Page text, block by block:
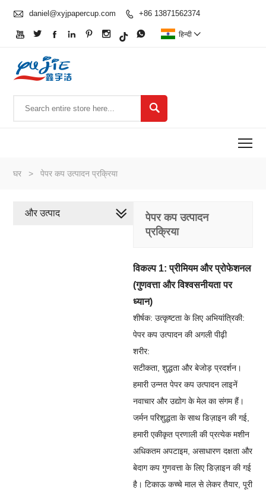
 daniel@xyjpapercup.com  +86 13871562374
       हिन्दी 

घर > पेपर कप उत्पादन प्रक्रिया
पेपर कप उत्पादन
प्रक्रिया
विकल्प 1: प्रीमियम और प्रोफेशनल
(गुणवत्ता और विश्वसनीयता पर
ध्यान)
शीर्षक: उत्कृष्टता के लिए अभियांत्रिकी:
पेपर कप उत्पादन की अगली पीढ़ी
शरीर:
सटीकता, शुद्धता और बेजोड़ प्रदर्शन।
हमारी उन्नत पेपर कप उत्पादन लाइनें
नवाचार और उद्योग के मेल का संगम हैं।
जर्मन परिशुद्धता के साथ डिज़ाइन की गई,
हमारी एकीकृत प्रणाली की प्रत्येक मशीन
अधिकतम अपटाइम, असाधारण दक्षता और
बेदाग कप गुणवत्ता के लिए डिज़ाइन की गई
है। टिकाऊ कच्चे माल से लेकर तैयार, पूरी
और उत्पाद